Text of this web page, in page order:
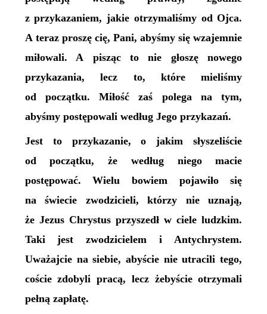
z przykazaniem, jakie otrzymaliśmy od Ojca.
A teraz proszę cię, Pani, abyśmy się wzajemnie
miłowali. A pisząc to nie głoszę nowego
przykazania, lecz to, które mieliśmy
od początku. Miłość zaś polega na tym,
abyśmy postępowali według Jego przykazań.
Jest to przykazanie, o jakim słyszeliście
od początku, że według niego macie
postępować. Wielu bowiem pojawiło się
na świecie zwodzicieli, którzy nie uznają,
że Jezus Chrystus przyszedł w ciele ludzkim.
Taki jest zwodzicielem i Antychrystem.
Uważajcie na siebie, abyście nie utracili tego,
coście zdobyli pracą, lecz żebyście otrzymali
pełną zapłatę.